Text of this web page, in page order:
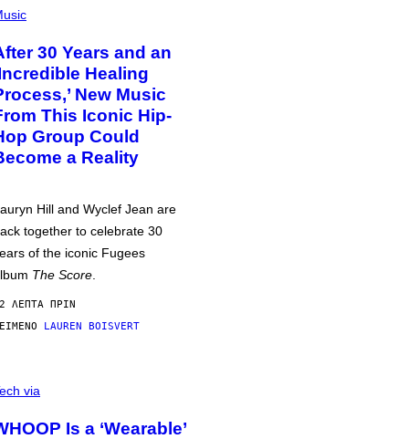
30 Years and an
Healing
New Music
This Iconic Hip-
Group Could
a Reality
Hill and Wyclef Jean are
together to celebrate 30
of the iconic Fugees
The Score
ΛΕΠΤΆ ΠΡΙΝ
LAUREN BOISVERT
via
Is a ‘Wearable’